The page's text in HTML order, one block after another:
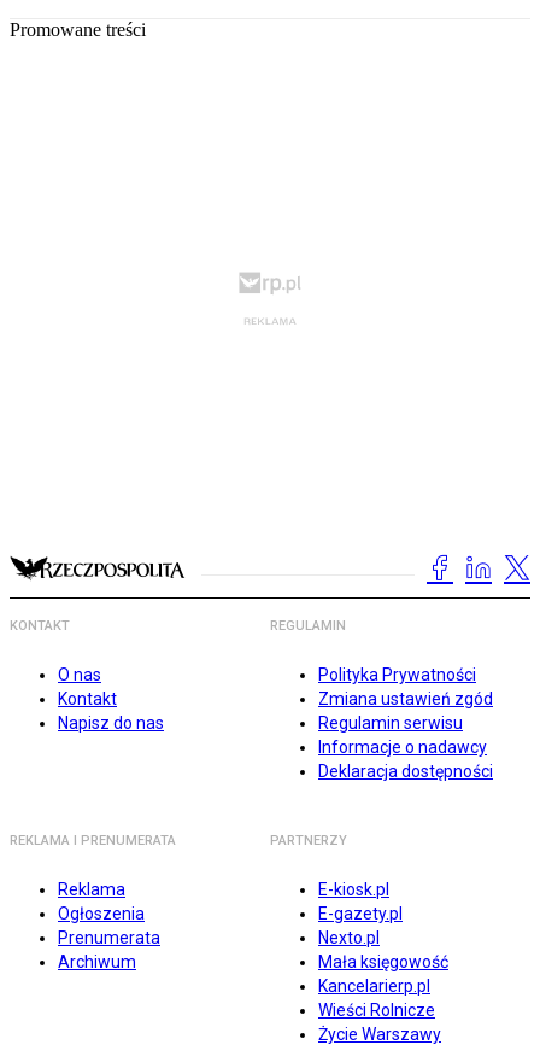
Promowane treści
KONTAKT
O nas
Kontakt
Napisz do nas
REGULAMIN
Polityka Prywatności
Zmiana ustawień zgód
Regulamin serwisu
Informacje o nadawcy
Deklaracja dostępności
REKLAMA I PRENUMERATA
Reklama
Ogłoszenia
Prenumerata
Archiwum
PARTNERZY
E-kiosk.pl
E-gazety.pl
Nexto.pl
Mała księgowość
Kancelarierp.pl
Wieści Rolnicze
Życie Warszawy